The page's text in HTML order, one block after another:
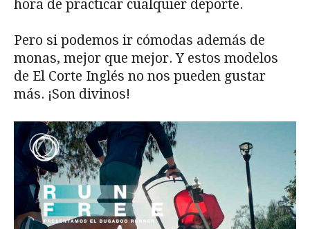
hora de practicar cualquier deporte.
Pero si podemos ir cómodas además de
monas, mejor que mejor. Y estos modelos
de El Corte Inglés no nos pueden gustar
más. ¡Son divinos!